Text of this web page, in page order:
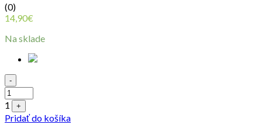
(0)
14,90€
Na sklade
Quantity
-
1 +
Pridať do košíka